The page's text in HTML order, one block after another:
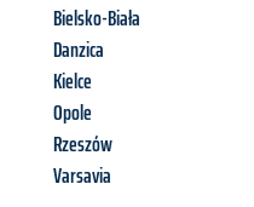
Bielsko-Biała
Danzica
Kielce
Opole
Rzeszów
Varsavia